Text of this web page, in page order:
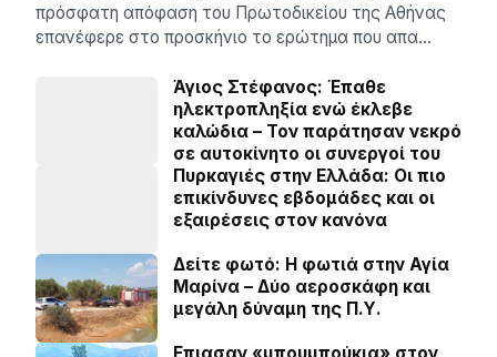
πρόσφατη απόφαση του Πρωτοδικείου της Αθήνας
επανέφερε στο προσκήνιο το ερώτημα που απα…
Άγιος Στέφανος: Έπαθε
ηλεκτροπληξία ενώ έκλεβε
καλώδια – Τον παράτησαν νεκρό
σε αυτοκίνητο οι συνεργοί του
Πυρκαγιές στην Ελλάδα: Οι πιο
επικίνδυνες εβδομάδες και οι
εξαιρέσεις στον κανόνα
Δείτε φωτό: Η φωτιά στην Αγία
Μαρίνα – Δύο αεροσκάφη και
μεγάλη δύναμη της Π.Υ.